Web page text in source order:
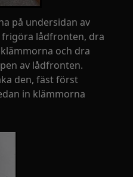
på undersidan av
lådfronten, dra
och dra
av lådfronten.
den, fäst först
in klämmorna